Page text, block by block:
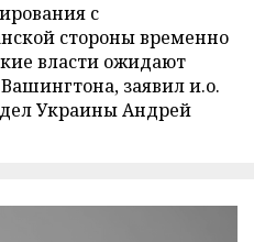
с
стороны временно
власти ожидают
заявил и.о.
Украины Андрей